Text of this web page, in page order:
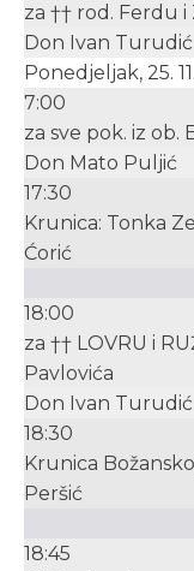
za †† rod. Ferdu
Don Ivan Turudić
Ponedjeljak, 25.
7:00
za sve pok. iz ob.
Don Mato Puljić
17:30
Krunica: Tonka
Ćorić
18:00
za †† LOVRU i
Pavlovića
Don Ivan Turudić
18:30
Krunica
Peršić
18:45